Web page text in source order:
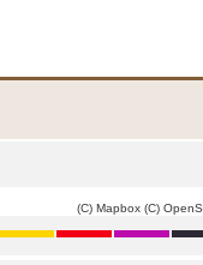
(C) Mapbox (C)